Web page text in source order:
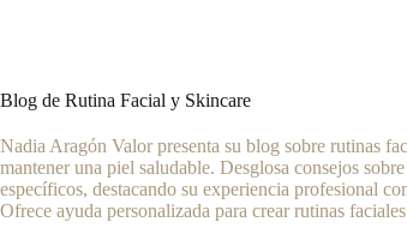
Blog de Rutina Facial y Skincare
Nadia Aragón Valor presenta su blog sobre rutinas
mantener una piel saludable. Desglosa consejos
específicos, destacando su experiencia profesional
Ofrece ayuda personalizada para crear rutinas